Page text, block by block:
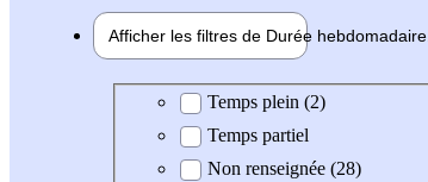
Afficher les filtres de Durée hebdomadaire
Durée hebdomadaire
Temps plein (2)
Temps partiel
Non renseignée (28)